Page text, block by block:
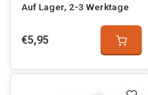
Auf Lager, 2-3 Werktage
€5,95